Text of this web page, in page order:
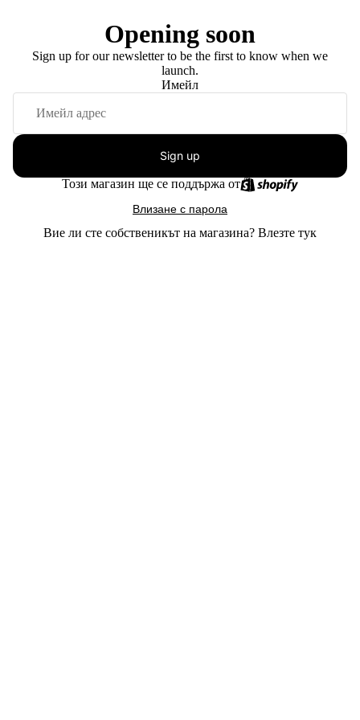
Opening soon
Sign up for our newsletter to be the first to know when we
launch.
Имейл
Sign up
Този магазин ще се поддържа от
Влизане с парола
Вие ли сте собственикът на магазина? Влезте тук